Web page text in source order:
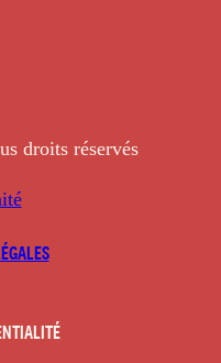
droits réservés